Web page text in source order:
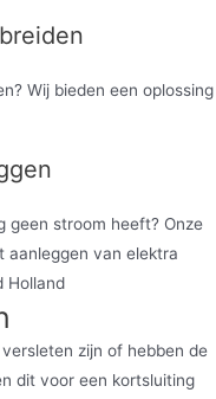
Wij bieden een oplossing
geen stroom heeft? Onze
aanleggen van elektra
zijn of hebben de
dit voor een kortsluiting